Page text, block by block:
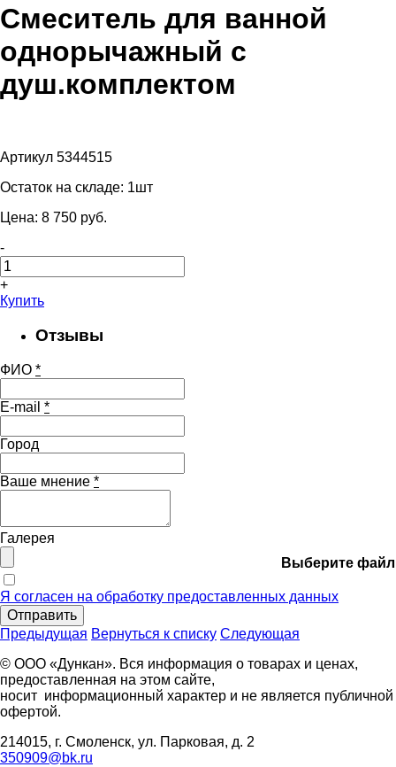
Смеситель для ванной
однорычажный с
душ.комплектом
Артикул 5344515
Остаток на складе: 1шт
Цена: 8 750 pуб.
-
+
Купить
Отзывы
ФИО *
E-mail *
Город
Ваше мнение *
Галерея
Выберите файл
Я согласен на обработку предоставленных данных
Отправить
Предыдущая Вернуться к списку Следующая
© ООО «Дункан». Вся информация о товарах и ценах,
предоставленная на этом сайте,
носит информационный характер и не является публичной
офертой.
214015, г. Смоленск, ул. Парковая, д. 2
350909@bk.ru